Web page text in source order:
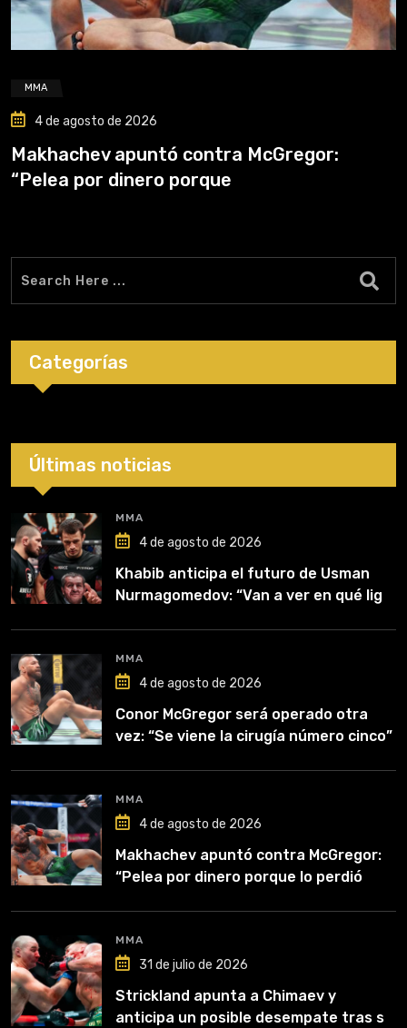
MMA
4 de agosto de 2026
Makhachev apuntó contra McGregor:
“Pelea por dinero porque
Categorías
Últimas noticias
MMA
4 de agosto de 2026
Khabib anticipa el futuro de Usman
Nurmagomedov: “Van a ver en qué liga
MMA
4 de agosto de 2026
Conor McGregor será operado otra
vez: “Se viene la cirugía número cinco”
MMA
4 de agosto de 2026
Makhachev apuntó contra McGregor:
“Pelea por dinero porque lo perdió
MMA
31 de julio de 2026
Strickland apunta a Chimaev y
anticipa un posible desempate tras su